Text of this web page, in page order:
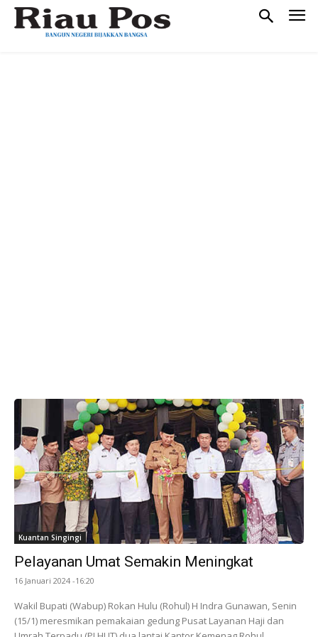
Kuantan Singingi
Pelayanan Umat Semakin Meningkat
16 Januari 2024 -16:20
Wakil Bupati (Wabup) Rokan Hulu (Rohul) H Indra Gunawan, Senin
(15/1) meresmikan pemakaian gedung Pusat Layanan Haji dan